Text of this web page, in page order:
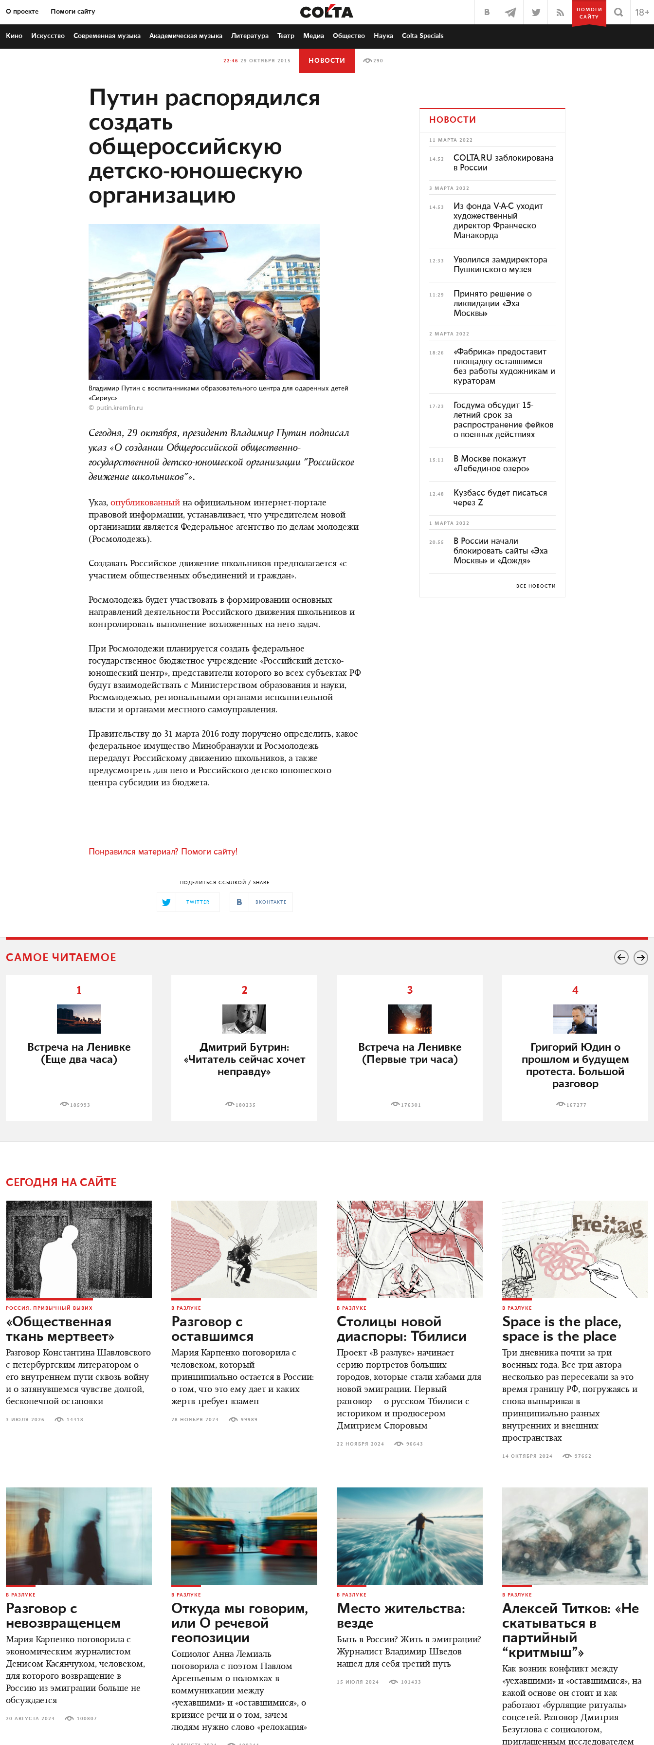
О проекте Помоги сайту
ПОМОГИ
САЙТУ
Кино Искусство Современная музыка Академическая музыка Литература Театр Медиа Общество Наука Colta Specials
22:46 29 ОКТЯБРЯ 2015 НОВОСТИ 290
Путин распорядился
создать
общероссийскую
детско-юношескую
организацию
Владимир Путин с воспитанниками образовательного центра для одаренных детей
«Сириус»
© putin.kremlin.ru
Сегодня, 29 октября, президент Владимир Путин подписал
указ «О создании Общероссийской общественно-
государственной детско-юношеской организации "Российское
движение школьников"».
Указ, опубликованный на официальном интернет-портале
правовой информации, устанавливает, что учредителем новой
организации является Федеральное агентство по делам молодежи
(Росмолодежь).
Создавать Российское движение школьников предполагается «с
участием общественных объединений и граждан».
Росмолодежь будет участвовать в формировании основных
направлений деятельности Российского движения школьников и
контролировать выполнение возложенных на него задач.
При Росмолодежи планируется создать федеральное
государственное бюджетное учреждение «Российский детско-
юношеский центр», представители которого во всех субъектах РФ
будут взаимодействать с Министерством образования и науки,
Росмолодежью, региональными органами исполнительной
власти и органами местного самоуправления.
Правительству до 31 марта 2016 году поручено определить, какое
федеральное имущество Минобранауки и Росмолодежь
передадут Российскому движению школьников, а также
предусмотреть для него и Российского детско-юношеского
центра субсидии из бюджета.
Понравился материал? Помоги сайту!
ПОДЕЛИТЬСЯ ССЫЛКОЙ / SHARE
TWITTER ВКОНТАКТЕ
НОВОСТИ
11 МАРТА 2022
14:52
COLTA.RU заблокирована
в России
3 МАРТА 2022
14:53
Из фонда V-A-C уходит
художественный
директор Франческо
Манакорда
12:33
Уволился замдиректора
Пушкинского музея
11:29
Принято решение о
ликвидации «Эха
Москвы»
2 МАРТА 2022
18:26
«Фабрика» предоставит
площадку оставшимся
без работы художникам и
кураторам
17:23
Госдума обсудит 15-
летний срок за
распространение фейков
о военных действиях
15:11
В Москве покажут
«Лебединое озеро»
12:48
Кузбасс будет писаться
через Z
1 МАРТА 2022
20:55
В России начали
блокировать сайты «Эха
Москвы» и «Дождя»
ВСЕ НОВОСТИ
САМОЕ ЧИТАЕМОЕ
1
Встреча на Ленивке
(Еще два часа)
185993
2
Дмитрий Бутрин:
«Читатель сейчас хочет
неправду»
180235
3
Встреча на Ленивке
(Первые три часа)
176301
4
Григорий Юдин о
прошлом и будущем
протеста. Большой
разговор
167277
СЕГОДНЯ НА САЙТЕ
РОССИЯ: ПРИВЫЧНЫЙ ВЫВИХ
«Общественная
ткань мертвеет»
Разговор Константина Шавловского
с петербургским литератором о
его внутреннем пути сквозь войну
и о затянувшемся чувстве долгой,
бесконечной остановки
3 ИЮЛЯ 2026 14418
В РАЗЛУКЕ
Разговор c
оставшимся
Мария Карпенко поговорила с
человеком, который
принципиально остается в России:
о том, что это ему дает и каких
жертв требует взамен
28 НОЯБРЯ 2024 99989
В РАЗЛУКЕ
Столицы новой
диаспоры: Тбилиси
Проект «В разлуке» начинает
серию портретов больших
городов, которые стали хабами для
новой эмиграции. Первый
разговор — о русском Тбилиси с
историком и продюсером
Дмитрием Споровым
22 НОЯБРЯ 2024 96643
В РАЗЛУКЕ
Space is the place,
space is the place
Три дневника почти за три
военных года. Все три автора
несколько раз пересекали за это
время границу РФ, погружаясь и
снова выныривая в
принципиально разных
внутренних и внешних
пространствах
14 ОКТЯБРЯ 2024 97652
В РАЗЛУКЕ
Разговор с
невозвращенцем
Мария Карпенко поговорила с
экономическим журналистом
Денисом Касянчуком, человеком,
для которого возвращение в
Россию из эмиграции больше не
обсуждается
20 АВГУСТА 2024 100807
В РАЗЛУКЕ
Откуда мы говорим,
или О речевой
геопозиции
Социолог Анна Лемиаль
поговорила с поэтом Павлом
Арсеньевым о поломках в
коммуникации между
«уехавшими» и «оставшимися», о
кризисе речи и о том, зачем
людям нужно слово «релокация»
В РАЗЛУКЕ
Место жительства:
везде
Быть в России? Жить в эмиграции?
Журналист Владимир Шведов
нашел для себя третий путь
15 ИЮЛЯ 2024 101433
В РАЗЛУКЕ
Алексей Титков: «Не
скатываться в
партийный
“критмыш”»
Как возник конфликт между
«уехавшими» и «оставшимися», на
какой основе он стоит и как
работают «бурлящие ритуалы»
соцсетей. Разговор Дмитрия
Безуглова с социологом,
приглашенным исследователем